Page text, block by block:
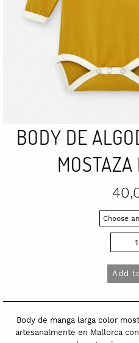
BODY DE
MOSTAZA
mostaza
bordado
quantity
Add
Body de manga larga color
artesanalmente en Mallorca